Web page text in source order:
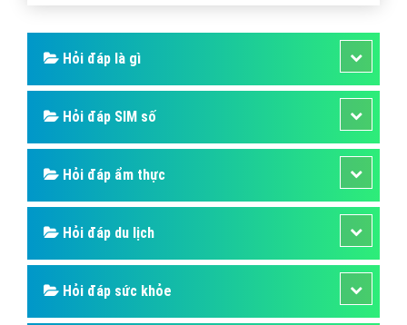
Hỏi đáp là gì
Hỏi đáp SIM số
Hỏi đáp ẩm thực
Hỏi đáp du lịch
Hỏi đáp sức khỏe